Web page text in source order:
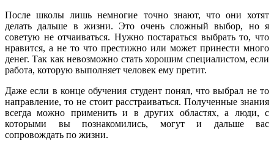
После школы лишь немногие точно знают, что они хотят
делать дальше в жизни. Это очень сложный выбор, но я
советую не отчаиваться. Нужно постараться выбрать то, что
нравится, а не то что престижно или может принести много
денег. Так как невозможно стать хорошим специалистом, если
работа, которую выполняет человек ему претит.
Даже если в конце обучения студент понял, что выбрал не то
направление, то не стоит расстраиваться. Полученные знания
всегда можно применить и в других областях, а люди, с
которыми вы познакомились, могут и дальше вас
сопровождать по жизни.